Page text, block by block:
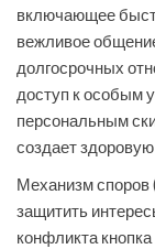
включающее
вежливое
долгосрочных
доступ к особым
персональным
создает
Механизм споров
защитить
конфликта